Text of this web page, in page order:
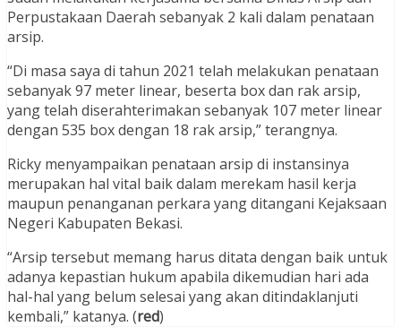
Perpustakaan Daerah sebanyak 2 kali dalam penataan
arsip.
“Di masa saya di tahun 2021 telah melakukan penataan
sebanyak 97 meter linear, beserta box dan rak arsip,
yang telah diserahterimakan sebanyak 107 meter linear
dengan 535 box dengan 18 rak arsip,” terangnya.
Ricky menyampaikan penataan arsip di instansinya
merupakan hal vital baik dalam merekam hasil kerja
maupun penanganan perkara yang ditangani Kejaksaan
Negeri Kabupaten Bekasi.
“Arsip tersebut memang harus ditata dengan baik untuk
adanya kepastian hukum apabila dikemudian hari ada
hal-hal yang belum selesai yang akan ditindaklanjuti
kembali,” katanya. (red)